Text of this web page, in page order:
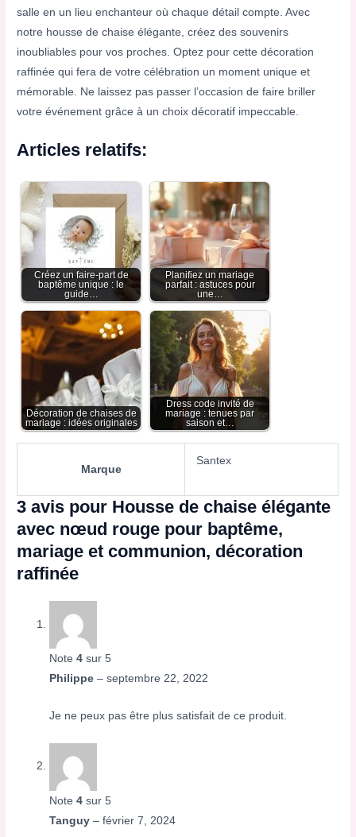
salle en un lieu enchanteur où chaque détail compte. Avec
notre housse de chaise élégante, créez des souvenirs
inoubliables pour vos proches. Optez pour cette décoration
raffinée qui fera de votre célébration un moment unique et
mémorable. Ne laissez pas passer l’occasion de faire briller
votre événement grâce à un choix décoratif impeccable.
Articles relatifs:
Créez un faire-part de
baptême unique : le
guide…
Planifiez un mariage
parfait : astuces pour
une…
Décoration de chaises de
mariage : idées originales
Dress code invité de
mariage : tenues par
saison et…
Marque
Santex
3 avis pour Housse de chaise élégante
avec nœud rouge pour baptême,
mariage et communion, décoration
raffinée
Note4 sur 5
Philippe– septembre 22, 2022
Je ne peux pas être plus satisfait de ce produit.
Note4 sur 5
Tanguy– février 7, 2024